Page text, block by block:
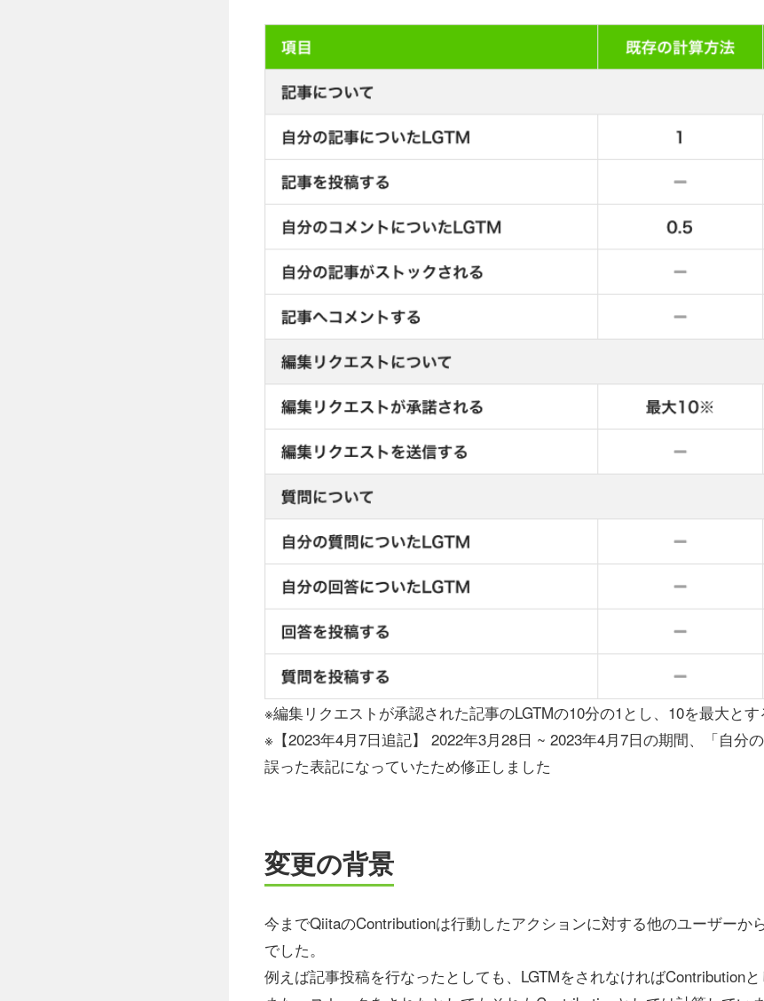
※編集リクエストが承認された記事のLGTMの10分の1とし、10を最大とす
※【2023年4月7日追記】 2022年3月28日 ~ 2023年4月7日の期間、「自分
誤った表記になっていたため修正しました
変更の背景
今までQiitaのContributionは行動したアクションに対する他のユーザーか
でした。
例えば記事投稿を行なったとしても、LGTMをされなければContributionと